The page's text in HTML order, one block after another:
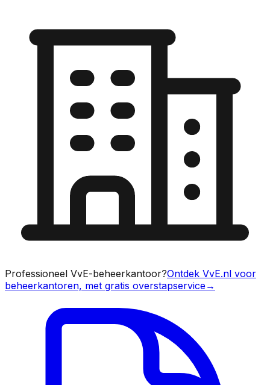
Professioneel VvE-beheerkantoor?Ontdek VvE.nl voor
beheerkantoren, met gratis overstapservice→